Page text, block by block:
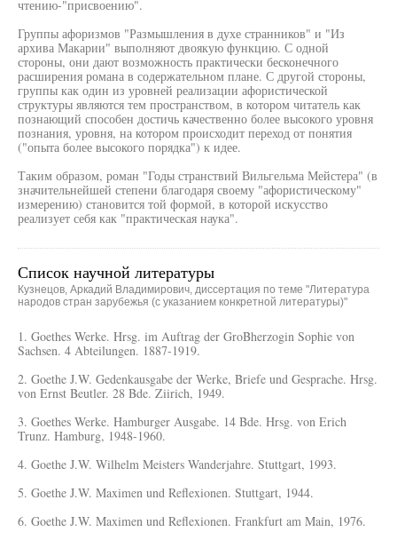
чтению-"присвоению".
Группы афоризмов "Размышления в духе странников" и "Из
архива Макарии" выполняют двоякую функцию. С одной
стороны, они дают возможность практически бесконечного
расширения романа в содержательном плане. С другой стороны,
группы как один из уровней реализации афористической
структуры являются тем пространством, в котором читатель как
познающий способен достичь качественно более высокого уровня
познания, уровня, на котором происходит переход от понятия
("опыта более высокого порядка") к идее.
Таким образом, роман "Годы странствий Вильгельма Мейстера" (в
значительнейшей степени благодаря своему "афористическому"
измерению) становится той формой, в которой искусство
реализует себя как "практическая наука".
Список научной литературы
Кузнецов, Аркадий Владимирович, диссертация по теме "Литература
народов стран зарубежья (с указанием конкретной литературы)"
1. Goethes Werke. Hrsg. im Auftrag der GroBherzogin Sophie von
Sachsen. 4 Abteilungen. 1887-1919.
2. Goethe J.W. Gedenkausgabe der Werke, Briefe und Gesprache. Hrsg.
von Ernst Beutler. 28 Bde. Ziirich, 1949.
3. Goethes Werke. Hamburger Ausgabe. 14 Bde. Hrsg. von Erich
Trunz. Hamburg, 1948-1960.
4. Goethe J.W. Wilhelm Meisters Wanderjahre. Stuttgart, 1993.
5. Goethe J.W. Maximen und Reflexionen. Stuttgart, 1944.
6. Goethe J.W. Maximen und Reflexionen. Frankfurt am Main, 1976.